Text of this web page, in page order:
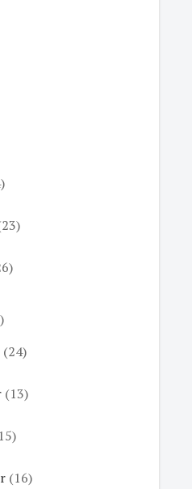
(24)
(13)
(16)